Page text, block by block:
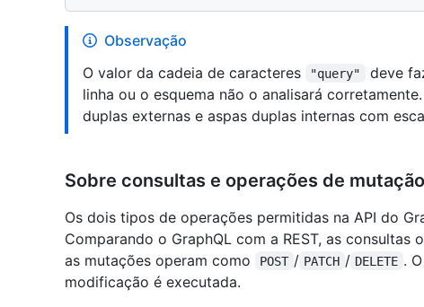
Observação
O valor da cadeia de caracteres
"query"
deve
linha ou o esquema não o analisará
duplas externas e aspas duplas internas com
Sobre consultas e operações de mutação
Os dois tipos de operações permitidas na API do
Comparando o GraphQL com a REST, as consultas
as mutações operam como
POST / PATCH / DELETE .
modificação é executada.